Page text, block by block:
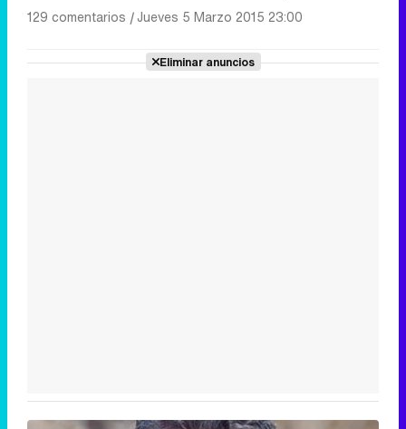
129 comentarios |Jueves 5 Marzo 2015 23:00
Eliminar anuncios